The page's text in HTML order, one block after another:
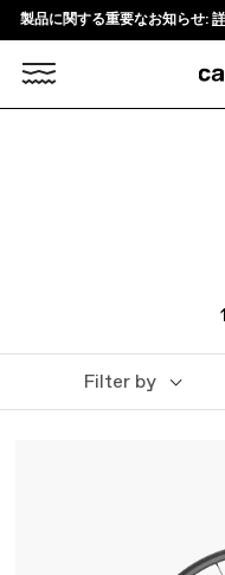
製品に関する重要なお知らせ:
Filter by